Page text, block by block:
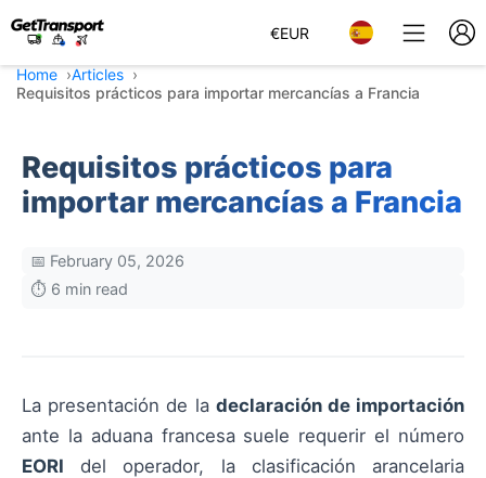
€EUR
Home
Articles
Requisitos prácticos para importar mercancías a Francia
Requisitos prácticos para
importar mercancías a Francia
📅 February 05, 2026
⏱️ 6 min read
La presentación de la declaración de importación
ante la aduana francesa suele requerir el número
EORI del operador, la clasificación arancelaria